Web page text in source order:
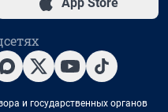
и государственных органов